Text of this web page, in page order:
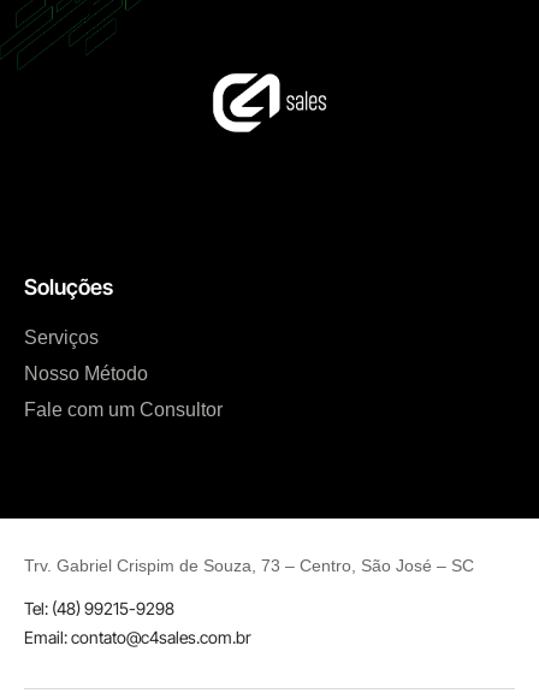
Soluções
Serviços
Nosso Método
Fale com um Consultor
Trv. Gabriel Crispim de Souza, 73 – Centro, São José – SC
Tel: (48) 99215-9298
Email: contato@c4sales.com.br